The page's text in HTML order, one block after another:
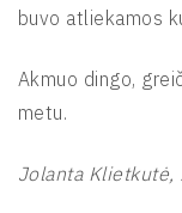
buvo atliekamos
Akmuo dingo,
metu.
Jolanta